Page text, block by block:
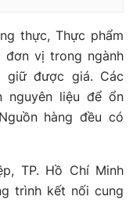
thực, Thực phẩm
đơn vị trong ngành
giữ được giá. Các
nguyên liệu để ổn
hàng đều có
TP. Hồ Chí Minh
trình kết nối cung